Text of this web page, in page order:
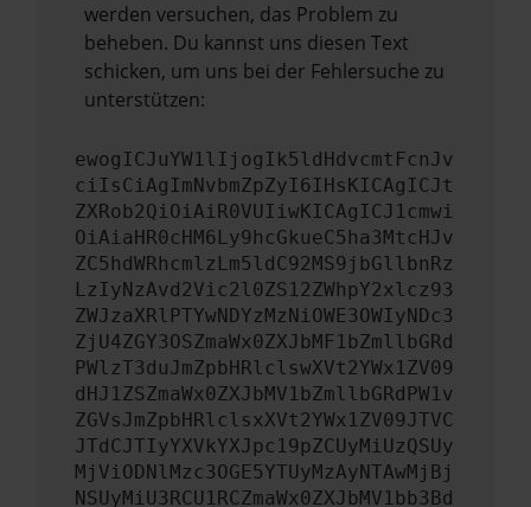
werden versuchen, das Problem zu
beheben. Du kannst uns diesen Text
schicken, um uns bei der Fehlersuche zu
unterstützen:
ewogICJuYW1lIjogIk5ldHdvcmtFcnJv
ciIsCiAgImNvbmZpZyI6IHsKICAgICJt
ZXRob2QiOiAiR0VUIiwKICAgICJ1cmwi
OiAiaHR0cHM6Ly9hcGkueC5ha3MtcHJv
ZC5hdWRhcmlzLm5ldC92MS9jbGllbnRz
LzIyNzAvd2Vic2l0ZS12ZWhpY2xlcz93
ZWJzaXRlPTYwNDYzMzNiOWE3OWIyNDc3
ZjU4ZGY3OSZmaWx0ZXJbMF1bZmllbGRd
PWlzT3duJmZpbHRlclswXVt2YWx1ZV09
dHJ1ZSZmaWx0ZXJbMV1bZmllbGRdPW1v
ZGVsJmZpbHRlclsxXVt2YWx1ZV09JTVC
JTdCJTIyYXVkYXJpc19pZCUyMiUzQSUy
MjViODNlMzc3OGE5YTUyMzAyNTAwMjBj
NSUyMiU3RCU1RCZmaWx0ZXJbMV1bb3Bd